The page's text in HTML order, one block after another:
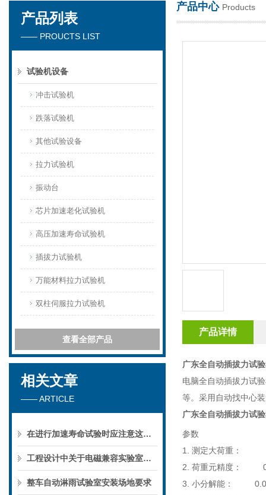
深圳市楚英豪科技有限公司
产品列表
—— PROUCTS LIST
试验机设备
冲击试验机
跌落试验机
其他试验设备
拉力试验机
振动台
芯片加速老化试验机
高压加速寿命试验机
插拔力试验机
万能材料拉力试验机
双柱伺服拉力试验机
查看全部产品
相关文章
—— ARTICLE
在进行加速寿命试验时应注意这几方面的要求
工程设计中关于电磁兼容实验室的一些知识
整车自动淋雨试验室安装场地要求
产品中心 Products
产品详情
广东全自动插拔力试
电脑全自动插拔力试
等。采用自动找中心
广东全自动插拔力试
参数
1.
测定大荷重：
2. 荷重元精度：
3. 小分解能：